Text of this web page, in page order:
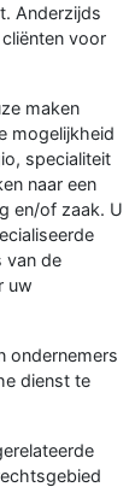
Anderzijds
voor
maken
mogelijkheid
specialiteit
naar een
en/of zaak. U
van de
uw
ondernemers
dienst te